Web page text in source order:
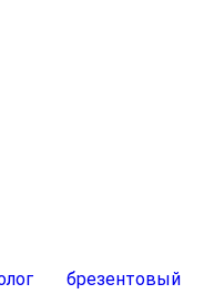
брезентовый